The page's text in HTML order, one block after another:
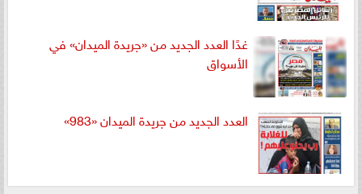
غدًا العدد الجديد من «جريدة الميدان» في
الأسواق
العدد الجديد من جريدة الميدان «983»